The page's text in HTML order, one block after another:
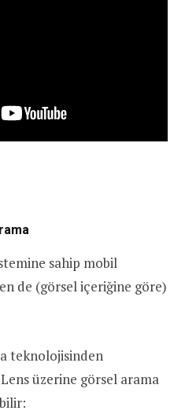
sahip mobil
de (görsel içeriğine göre)
teknolojisinden
üzerine görsel arama